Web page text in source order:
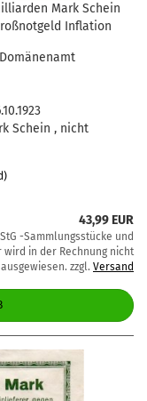
Mark Schein
Inflation
Schein , nicht
43,99 EUR
-Sammlungsstücke und
in der Rechnung nicht
ausgewiesen. zzgl. Versand